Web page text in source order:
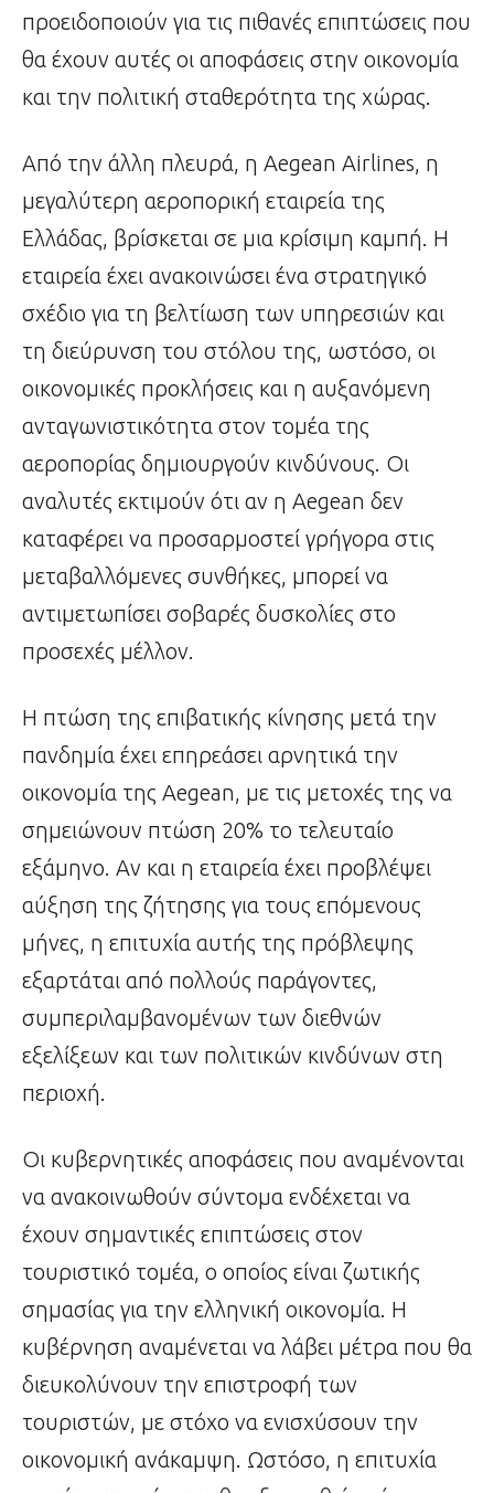
προειδοποιούν για τις πιθανές επιπτώσεις που
θα έχουν αυτές οι αποφάσεις στην οικονομία
και την πολιτική σταθερότητα της χώρας.
Από την άλλη πλευρά, η Aegean Airlines, η
μεγαλύτερη αεροπορική εταιρεία της
Ελλάδας, βρίσκεται σε μια κρίσιμη καμπή. Η
εταιρεία έχει ανακοινώσει ένα στρατηγικό
σχέδιο για τη βελτίωση των υπηρεσιών και
τη διεύρυνση του στόλου της, ωστόσο, οι
οικονομικές προκλήσεις και η αυξανόμενη
ανταγωνιστικότητα στον τομέα της
αεροπορίας δημιουργούν κινδύνους. Οι
αναλυτές εκτιμούν ότι αν η Aegean δεν
καταφέρει να προσαρμοστεί γρήγορα στις
μεταβαλλόμενες συνθήκες, μπορεί να
αντιμετωπίσει σοβαρές δυσκολίες στο
προσεχές μέλλον.
Η πτώση της επιβατικής κίνησης μετά την
πανδημία έχει επηρεάσει αρνητικά την
οικονομία της Aegean, με τις μετοχές της να
σημειώνουν πτώση 20% το τελευταίο
εξάμηνο. Αν και η εταιρεία έχει προβλέψει
αύξηση της ζήτησης για τους επόμενους
μήνες, η επιτυχία αυτής της πρόβλεψης
εξαρτάται από πολλούς παράγοντες,
συμπεριλαμβανομένων των διεθνών
εξελίξεων και των πολιτικών κινδύνων στη
περιοχή.
Οι κυβερνητικές αποφάσεις που αναμένονται
να ανακοινωθούν σύντομα ενδέχεται να
έχουν σημαντικές επιπτώσεις στον
τουριστικό τομέα, ο οποίος είναι ζωτικής
σημασίας για την ελληνική οικονομία. Η
κυβέρνηση αναμένεται να λάβει μέτρα που θα
διευκολύνουν την επιστροφή των
τουριστών, με στόχο να ενισχύσουν την
οικονομική ανάκαμψη. Ωστόσο, η επιτυχία